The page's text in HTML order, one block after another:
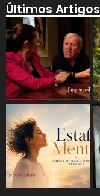
Últimos Artigos